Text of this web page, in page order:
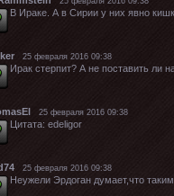
В Ираке. А в Сирии у них явно
25 февраля 2016 09:38
Ирак стерпит? А не поставить ли
25 февраля 2016 09:38
Цитата: edeligor
25 февраля 2016 09:38
Неужели Эрдоган думает,что